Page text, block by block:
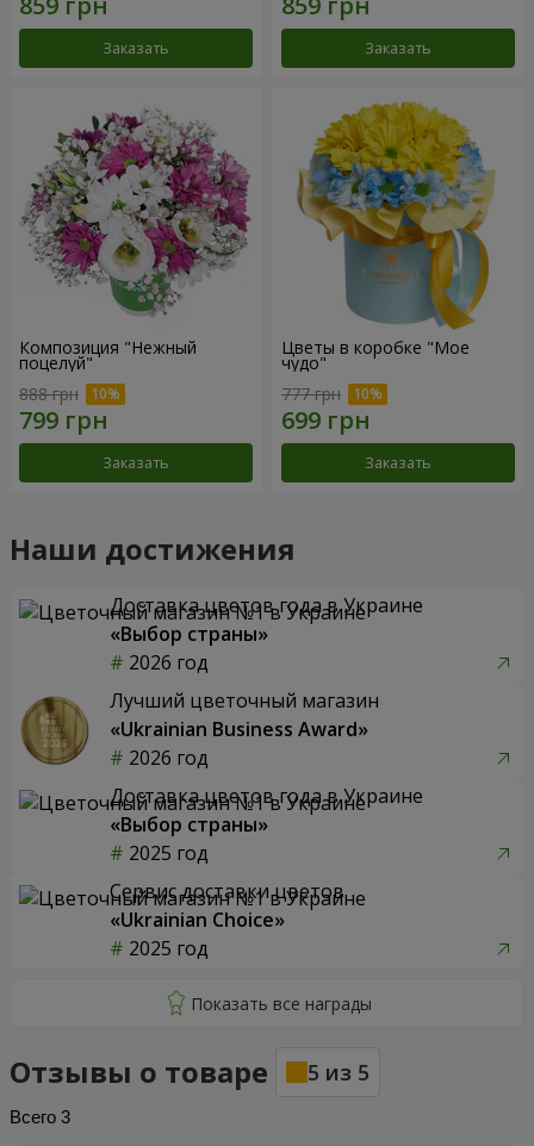
Заказать Заказать
Композиция "Нежный
поцелуй"
888 грн
Заказать
Цветы в коробке "Мое
чудо"
777 грн
Заказать
Наши достижения
Доставка цветов года в Украине
«Выбор страны»
2026 год
Лучший цветочный магазин
«Ukrainian Business Award»
2026 год
Доставка цветов года в Украине
«Выбор страны»
2025 год
Сервис доставки цветов
«Ukrainian Choice»
2025 год
Отзывы о товаре 5 из 5
Всего 3